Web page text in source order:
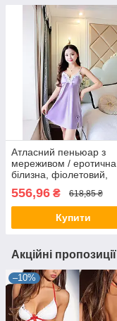
Атласний пеньюар з
мереживом / еротична
білизна, фіолетовий,
556,96 ₴ 618,85 ₴
Купити
Акційні
–10%